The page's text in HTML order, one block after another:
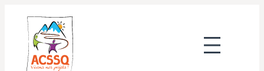
contenu